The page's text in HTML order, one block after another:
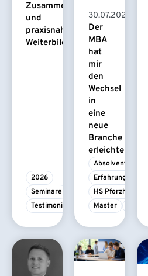
Zusammenarbeit
und
praxisnahe
Weiterbildung
2026
Seminare
Testimonial
30.07.2026
Der
MBA
hat
mir
den
Wechsel
in
eine
neue
Branche
erleichtert
Absolvent/-in
HS Pforzheim
Master